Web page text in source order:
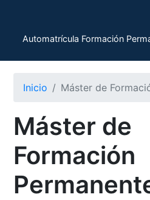
Automatrícula Formación
Inicio Máster de
Máster de
Formación